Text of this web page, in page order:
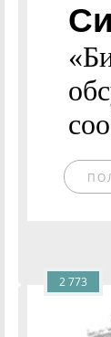
2 773